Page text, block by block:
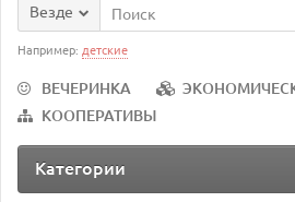
Везде
Например: детские
ВЕЧЕРИНКА
КООПЕРАТИВЫ
Категории